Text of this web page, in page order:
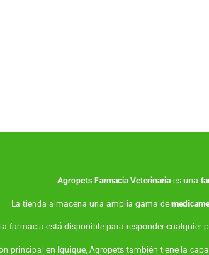
Agropets Farmacia Veterinariaes una
La tienda almacena una amplia gama de
farmacia está disponible para responder
principal en Iquique, Agropets también tiene la